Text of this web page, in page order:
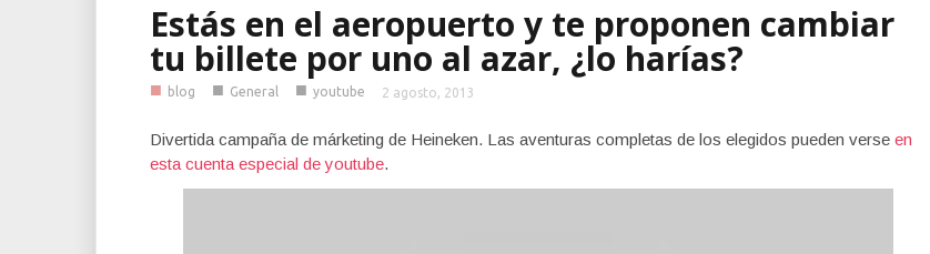
Estás en el aeropuerto y te proponen cambiar
tu billete por uno al azar, ¿lo harías?
■ blog ■ General ■ youtube 2 agosto, 2013
Divertida campaña de márketing de Heineken. Las aventuras completas de los elegidos pueden verse en
esta cuenta especial de youtube.